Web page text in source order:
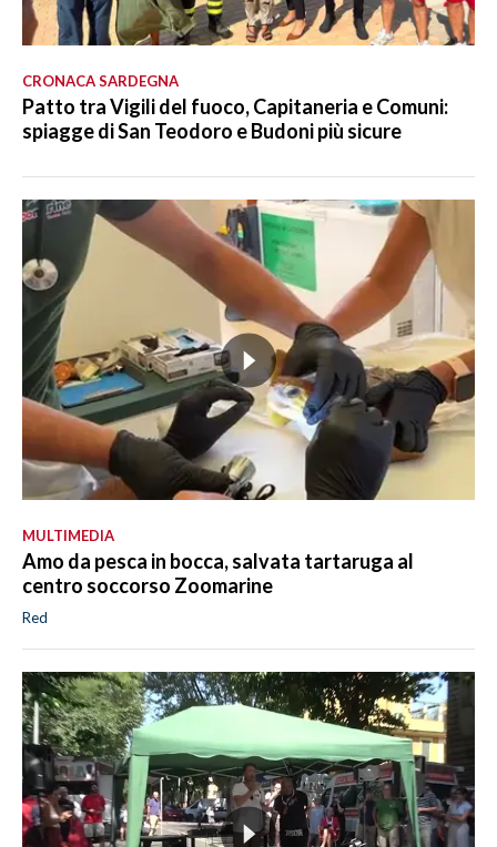
CRONACA SARDEGNA
Patto tra Vigili del fuoco, Capitaneria e Comuni:
spiagge di San Teodoro e Budoni più sicure
MULTIMEDIA
Amo da pesca in bocca, salvata tartaruga al
centro soccorso Zoomarine
Red